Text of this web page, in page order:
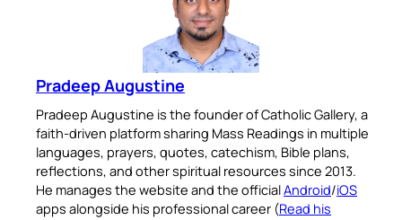
Pradeep Augustine
Pradeep Augustine is the founder of Catholic Gallery, a
faith-driven platform sharing Mass Readings in multiple
languages, prayers, quotes, catechism, Bible plans,
reflections, and other spiritual resources since 2013.
He manages the website and the officialAndroid/iOS
apps alongside his professional career (Read his